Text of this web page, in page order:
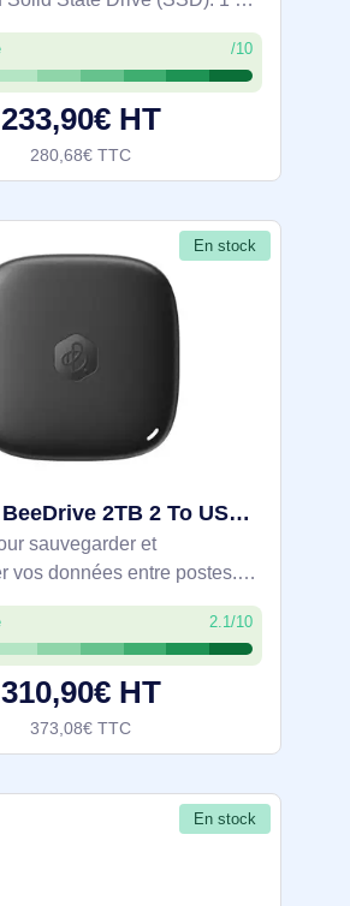
SSD: M.2, Vitesse de
Mo/s, Vitesse d'écriture:
pour:
portable
/10
233,90€ HT
280,68€ TTC
En stock
Synology BeeDrive 2TB 2 To USB Type-C 3.2 Gen 2 (3.1 Gen 2) Noir - BDS70-2T
sauvegarder et
vos données entre postes.
3.2 Gen 2, écriture
Sauvegarde en temps réel de
jusqu’à 5 versions.
2.1/10
310,90€ HT
373,08€ TTC
En stock